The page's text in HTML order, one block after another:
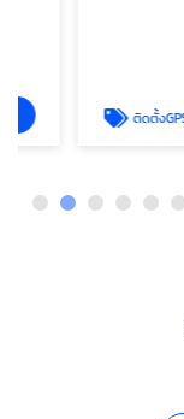
ติดตั้งGPSกันขโมยรถยนต์